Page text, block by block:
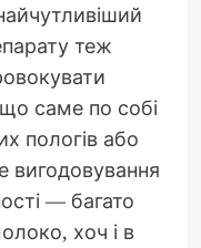
теж
саме по собі
пологів або
вигодовування
— багато
хоч і в